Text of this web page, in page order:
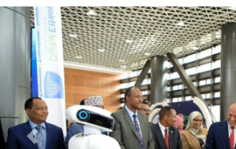
Previous